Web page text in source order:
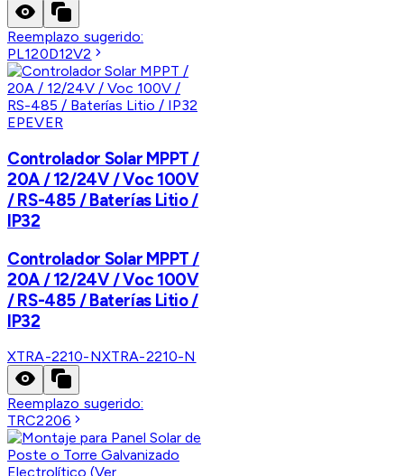
Reemplazo sugerido:
PL120D12V2
EPEVER
Controlador Solar MPPT /
20A / 12/24V / Voc 100V
/ RS-485 / Baterías Litio /
IP32
Controlador Solar MPPT /
20A / 12/24V / Voc 100V
/ RS-485 / Baterías Litio /
IP32
XTRA-2210-NXTRA-2210-N
Reemplazo sugerido:
TRC2206